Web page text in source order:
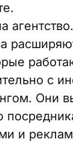
с
Они
и